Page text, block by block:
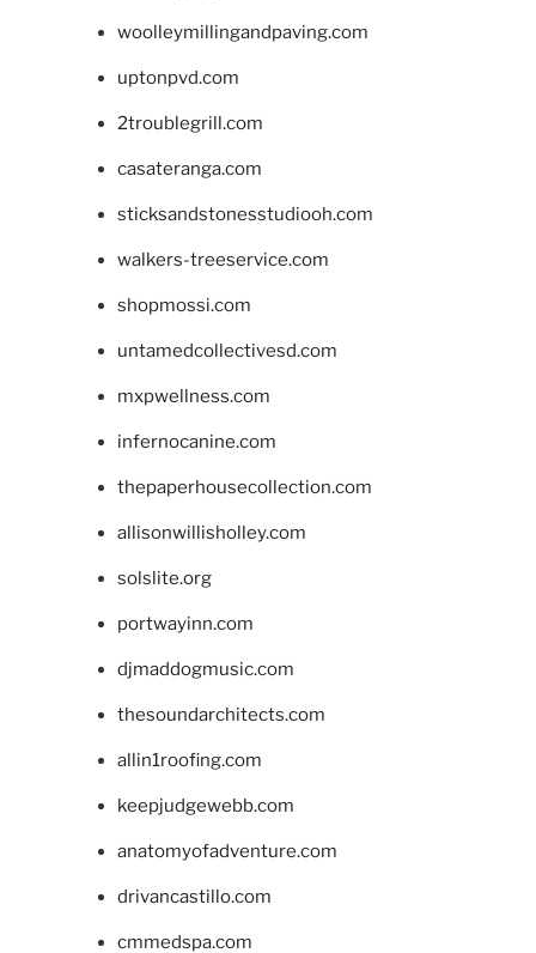
woolleymillingandpaving.com
uptonpvd.com
2troublegrill.com
casateranga.com
sticksandstonesstudiooh.com
walkers-treeservice.com
shopmossi.com
untamedcollectivesd.com
mxpwellness.com
infernocanine.com
thepaperhousecollection.com
allisonwillisholley.com
solslite.org
portwayinn.com
djmaddogmusic.com
thesoundarchitects.com
allin1roofing.com
keepjudgewebb.com
anatomyofadventure.com
drivancastillo.com
cmmedspa.com